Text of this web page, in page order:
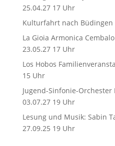
25.04.27 17 Uhr
Kulturfahrt nach Büdingen
La Gioia Armonica
23.05.27 17 Uhr
Los Hobos
15 Uhr
Jugend-Sinfonie-
03.07.27 19 Uhr
Lesung und Musik: Sabin
27.09.25 19 Uhr